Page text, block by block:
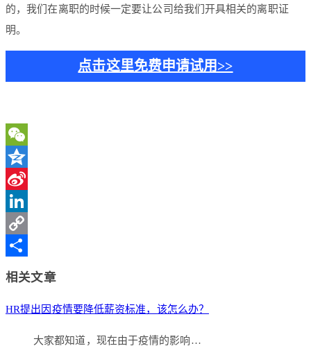
的，我们在离职的时候一定要让公司给我们开具相关的离职证
明。
点击这里免费申请试用>>
WeChat
Qzone
Sina
Weibo
LinkedIn
Copy
相关文章
HR提出因疫情要降低薪资标准，该怎么办？
大家都知道，现在由于疫情的影响…